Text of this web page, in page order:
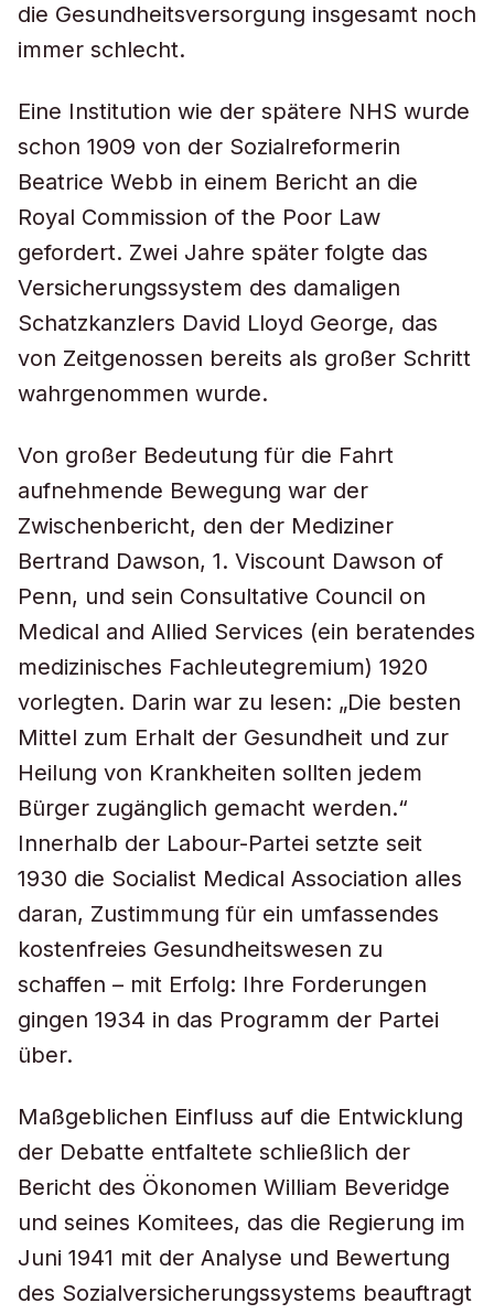
die Gesundheitsversorgung insgesamt noch
immer schlecht.
Eine Institution wie der spätere NHS wurde
schon 1909 von der Sozialreformerin
Beatrice Webb in einem Bericht an die
Royal Commission of the Poor Law
gefordert. Zwei Jahre später folgte das
Versicherungssystem des damaligen
Schatzkanzlers David Lloyd George, das
von Zeitgenossen bereits als großer Schritt
wahrgenommen wurde.
Von großer Bedeutung für die Fahrt
aufnehmende Bewegung war der
Zwischenbericht, den der Mediziner
Bertrand Dawson, 1. Viscount Dawson of
Penn, und sein Consultative Council on
Medical and Allied Services (ein beratendes
medizinisches Fachleutegremium) 1920
vorlegten. Darin war zu lesen: „Die besten
Mittel zum Erhalt der Gesundheit und zur
Heilung von Krankheiten sollten jedem
Bürger zugänglich gemacht werden.“
Innerhalb der Labour-Partei setzte seit
1930 die Socialist Medical Association alles
daran, Zustimmung für ein umfassendes
kostenfreies Gesundheitswesen zu
schaffen – mit Erfolg: Ihre Forderungen
gingen 1934 in das Programm der Partei
über.
Maßgeblichen Einfluss auf die Entwicklung
der Debatte entfaltete schließlich der
Bericht des Ökonomen William Beveridge
und seines Komitees, das die Regierung im
Juni 1941 mit der Analyse und Bewertung
des Sozialversicherungssystems beauftragt